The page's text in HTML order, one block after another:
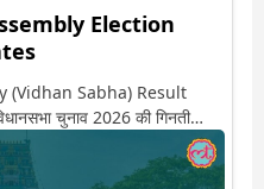
Election
(Vidhan Sabha) Result
चुनाव 2026 की गिनती
देखें मैलाम सीट पर कौन आगे-कौन
ही पाइए इस सीट पर हो रही हर